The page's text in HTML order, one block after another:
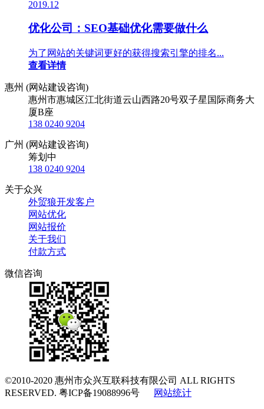
2019.12
优化公司：SEO基础优化需要做什么
为了网站的关键词更好的获得搜索引擎的排名...
查看详情
惠州 (网站建设咨询)
惠州市惠城区江北街道云山西路20号双子星国际商务大
厦B座
138 0240 9204
广州 (网站建设咨询)
筹划中
138 0240 9204
关于众兴
外贸狼开发客户
网站优化
网站报价
关于我们
付款方式
微信咨询
©2010-2020 惠州市众兴互联科技有限公司 ALL RIGHTS
RESERVED. 粤ICP备19088996号 网站统计